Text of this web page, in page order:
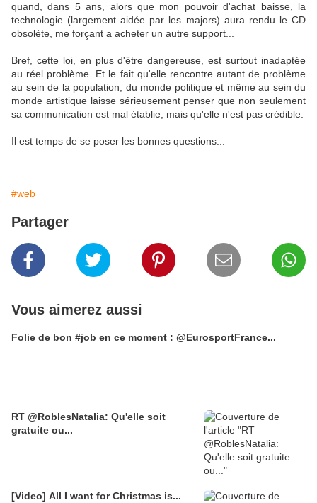
quand, dans 5 ans, alors que mon pouvoir d'achat baisse, la
technologie (largement aidée par les majors) aura rendu le CD
obsolète, me forçant a acheter un autre support...
Bref, cette loi, en plus d'être dangereuse, est surtout inadaptée
au réel problème. Et le fait qu'elle rencontre autant de problème
au sein de la population, du monde politique et même au sein du
monde artistique laisse sérieusement penser que non seulement
sa communication est mal établie, mais qu'elle n'est pas crédible.
Il est temps de se poser les bonnes questions...
#web
Partager
Vous aimerez aussi
Folie de bon #job en ce moment : @EurosportFrance...
RT @RoblesNatalia: Qu'elle soit
gratuite ou...
[Video] All I want for Christmas is...